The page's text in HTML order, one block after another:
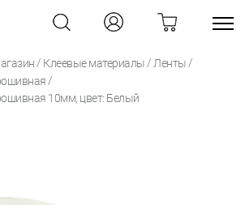
/ Клеевые материалы / Ленты /
/
10мм, цвет: Белый